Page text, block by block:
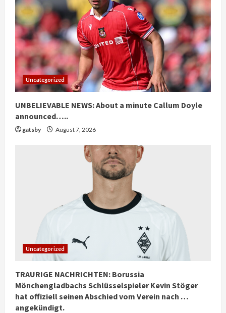
Uncategorized
UNBELIEVABLE NEWS: About a minute Callum Doyle
announced…..
gatsby August 7, 2026
Uncategorized
TRAURIGE NACHRICHTEN: Borussia
Mönchengladbachs Schlüsselspieler Kevin Stöger
hat offiziell seinen Abschied vom Verein nach …
angekündigt.